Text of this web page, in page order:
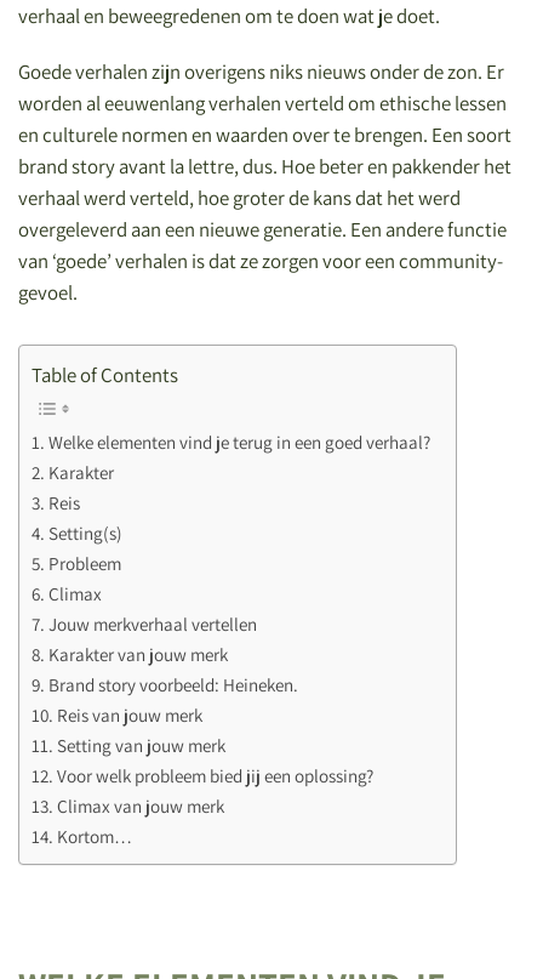
verhaal en beweegredenen om te doen wat je doet.
Goede verhalen zijn overigens niks nieuws onder de zon. Er
worden al eeuwenlang verhalen verteld om ethische lessen
en culturele normen en waarden over te brengen. Een soort
brand story avant la lettre, dus. Hoe beter en pakkender het
verhaal werd verteld, hoe groter de kans dat het werd
overgeleverd aan een nieuwe generatie. Een andere functie
van ‘goede’ verhalen is dat ze zorgen voor een community-
gevoel.
Table of Contents
Welke elementen vind je terug in een goed verhaal?
Karakter
Reis
Setting(s)
Probleem
Climax
Jouw merkverhaal vertellen
Karakter van jouw merk
Brand story voorbeeld: Heineken.
Reis van jouw merk
Setting van jouw merk
Voor welk probleem bied jij een oplossing?
Climax van jouw merk
Kortom…